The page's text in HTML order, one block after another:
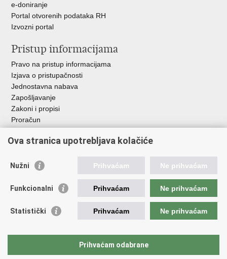
e-doniranje
Portal otvorenih podataka RH
Izvozni portal
Pristup informacijama
Pravo na pristup informacijama
Izjava o pristupačnosti
Jednostavna nabava
Zapošljavanje
Zakoni i propisi
Proračun
RH
Važne poveznice
Hrvatska agencija za poljoprivredu i hranu
Agencija za plaćanja u poljoprivredi, ribarstvu i ruralnom
razvoju
Hrvatske šume
Pučka pravobraniteljica
Ova stranica upotrebljava kolačiće
Nužni Prihvaćam Ne prihvaćam
Funkcionalni Prihvaćam Ne prihvaćam
Statistički Prihvaćam Ne prihvaćam
Prihvaćam odabrane